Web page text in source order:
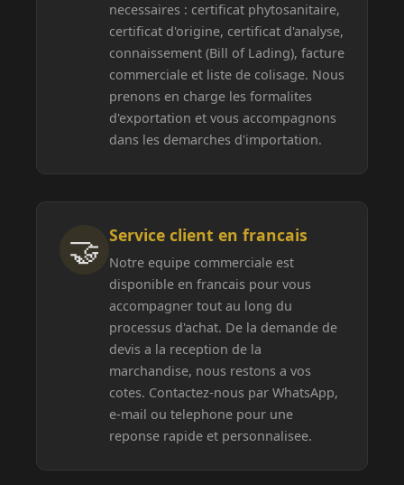
necessaires : certificat phytosanitaire,
certificat d'origine, certificat d'analyse,
connaissement (Bill of Lading), facture
commerciale et liste de colisage. Nous
prenons en charge les formalites
d'exportation et vous accompagnons
dans les demarches d'importation.
🤝 Service client en francais
Notre equipe commerciale est
disponible en francais pour vous
accompagner tout au long du
processus d'achat. De la demande de
devis a la reception de la
marchandise, nous restons a vos
cotes. Contactez-nous par WhatsApp,
e-mail ou telephone pour une
reponse rapide et personnalisee.